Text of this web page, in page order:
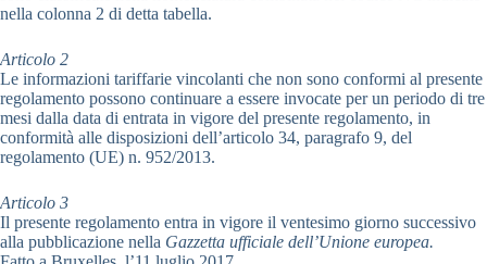
nella colonna 2 di detta tabella.
Articolo 2
Le informazioni tariffarie vincolanti che non sono conformi al presente
regolamento possono continuare a essere invocate per un periodo di tre
mesi dalla data di entrata in vigore del presente regolamento, in
conformità alle disposizioni dell’articolo 34, paragrafo 9, del
regolamento (UE) n. 952/2013.
Articolo 3
Il presente regolamento entra in vigore il ventesimo giorno successivo
alla pubblicazione nella Gazzetta ufficiale dell’Unione europea.